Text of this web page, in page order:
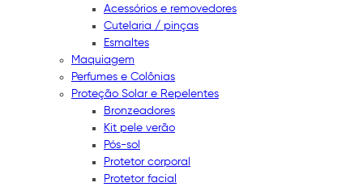
Acessórios e removedores
Cutelaria / pinças
Esmaltes
Maquiagem
Perfumes e Colônias
Proteção Solar e Repelentes
Bronzeadores
Kit pele verão
Pós-sol
Protetor corporal
Protetor facial